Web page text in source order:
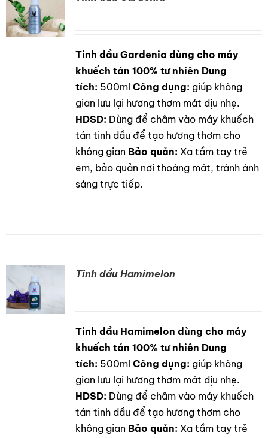
Tinh dầu Gardenia dùng cho máy
khuếch tán 100% tư nhiên Dung
tích: 500ml Công dụng: giúp không
gian lưu lại hương thơm mát dịu nhẹ.
HDSD: Dùng để châm vào máy khuếch
tán tinh dầu để tạo hương thơm cho
không gian Bảo quản: Xa tầm tay trẻ
em, bảo quản nơi thoáng mát, tránh ánh
sáng trực tiếp.
Tinh dầu Hamimelon
Tinh dầu Hamimelon dùng cho máy
khuếch tán 100% tư nhiên Dung
tích: 500ml Công dụng: giúp không
gian lưu lại hương thơm mát dịu nhẹ.
HDSD: Dùng để châm vào máy khuếch
tán tinh dầu để tạo hương thơm cho
không gian Bảo quản: Xa tầm tay trẻ